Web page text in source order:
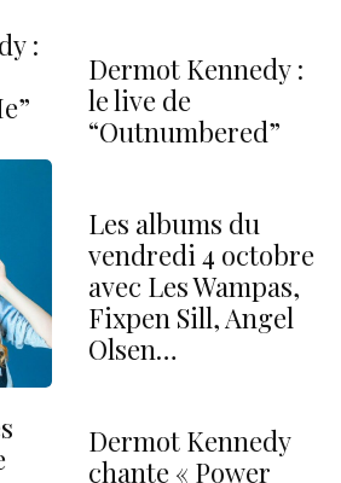
:
Dermot Kennedy :
le live de
“Outnumbered”
Les albums du
vendredi 4 octobre
avec Les Wampas,
Fixpen Sill, Angel
Olsen…
Dermot Kennedy
chante « Power